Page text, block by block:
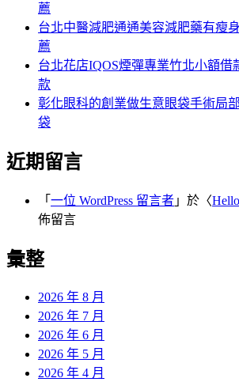
薦
台北中醫減肥通通美容減肥藥有瘦
薦
台北花店IQOS煙彈專業竹北小額借
款
彰化眼科的創業做生意眼袋手術局
袋
近期留言
「 一位 WordPress 留言者 」於〈
佈留言
彙整
2026 年 8 月
2026 年 7 月
2026 年 6 月
2026 年 5 月
2026 年 4 月